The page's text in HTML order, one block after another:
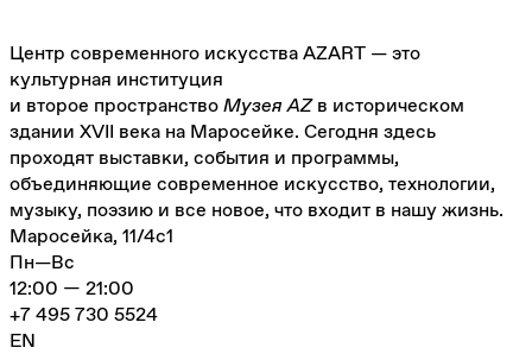
Центр современного искусства AZART — это
культурная институция
и второе пространствоМузея AZв историческом
здании XVII века на Маросейке. Сегодня здесь
проходят выставки, события и программы,
объединяющие современное искусство, технологии,
музыку, поэзию и все новое, что входит в нашу жизнь.
Маросейка, 11/4с1
Пн—Вс
12:00 — 21:00
+7 495 730 5524
EN